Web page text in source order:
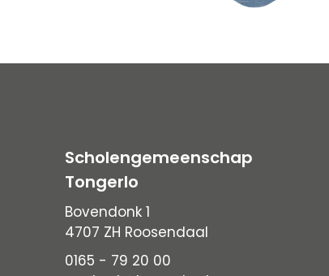
Scholengemeenschap
Tongerlo
Bovendonk 1
4707 ZH Roosendaal
0165 - 79 20 00